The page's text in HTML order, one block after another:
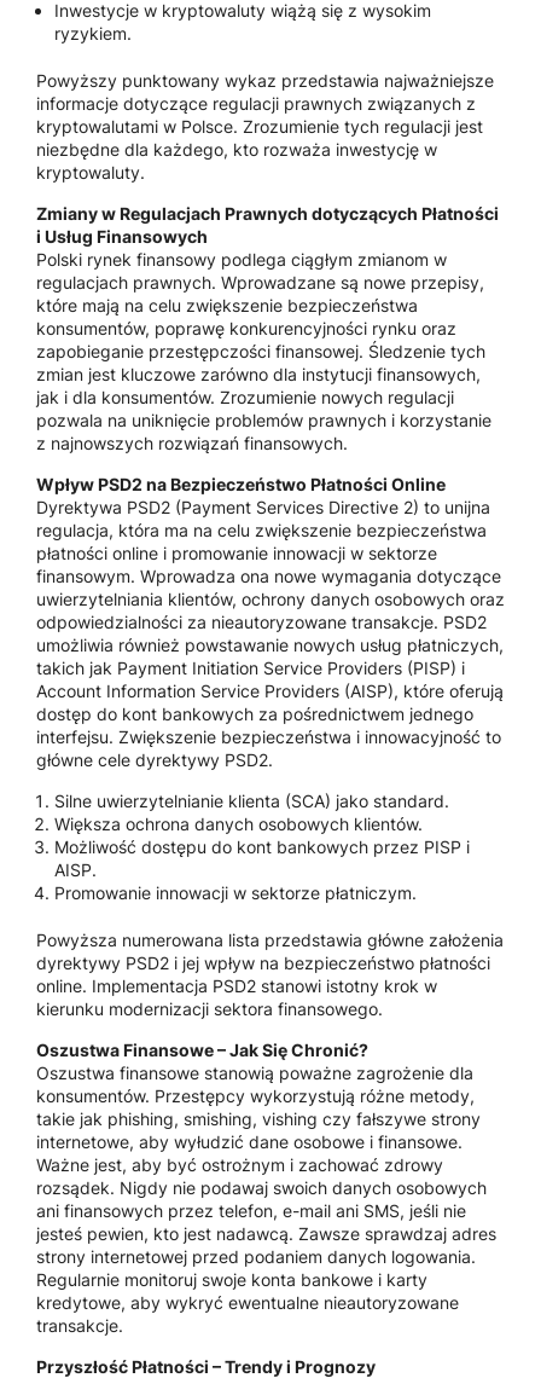
Inwestycje w kryptowaluty wiążą się z wysokim
ryzykiem.
Powyższy punktowany wykaz przedstawia najważniejsze
informacje dotyczące regulacji prawnych związanych z
kryptowalutami w Polsce. Zrozumienie tych regulacji jest
niezbędne dla każdego, kto rozważa inwestycję w
kryptowaluty.
Zmiany w Regulacjach Prawnych dotyczących Płatności
i Usług Finansowych
Polski rynek finansowy podlega ciągłym zmianom w
regulacjach prawnych. Wprowadzane są nowe przepisy,
które mają na celu zwiększenie bezpieczeństwa
konsumentów, poprawę konkurencyjności rynku oraz
zapobieganie przestępczości finansowej. Śledzenie tych
zmian jest kluczowe zarówno dla instytucji finansowych,
jak i dla konsumentów. Zrozumienie nowych regulacji
pozwala na uniknięcie problemów prawnych i korzystanie
z najnowszych rozwiązań finansowych.
Wpływ PSD2 na Bezpieczeństwo Płatności Online
Dyrektywa PSD2 (Payment Services Directive 2) to unijna
regulacja, która ma na celu zwiększenie bezpieczeństwa
płatności online i promowanie innowacji w sektorze
finansowym. Wprowadza ona nowe wymagania dotyczące
uwierzytelniania klientów, ochrony danych osobowych oraz
odpowiedzialności za nieautoryzowane transakcje. PSD2
umożliwia również powstawanie nowych usług płatniczych,
takich jak Payment Initiation Service Providers (PISP) i
Account Information Service Providers (AISP), które oferują
dostęp do kont bankowych za pośrednictwem jednego
interfejsu. Zwiększenie bezpieczeństwa i innowacyjność to
główne cele dyrektywy PSD2.
Silne uwierzytelnianie klienta (SCA) jako standard.
Większa ochrona danych osobowych klientów.
Możliwość dostępu do kont bankowych przez PISP i
AISP.
Promowanie innowacji w sektorze płatniczym.
Powyższa numerowana lista przedstawia główne założenia
dyrektywy PSD2 i jej wpływ na bezpieczeństwo płatności
online. Implementacja PSD2 stanowi istotny krok w
kierunku modernizacji sektora finansowego.
Oszustwa Finansowe – Jak Się Chronić?
Oszustwa finansowe stanowią poważne zagrożenie dla
konsumentów. Przestępcy wykorzystują różne metody,
takie jak phishing, smishing, vishing czy fałszywe strony
internetowe, aby wyłudzić dane osobowe i finansowe.
Ważne jest, aby być ostrożnym i zachować zdrowy
rozsądek. Nigdy nie podawaj swoich danych osobowych
ani finansowych przez telefon, e-mail ani SMS, jeśli nie
jesteś pewien, kto jest nadawcą. Zawsze sprawdzaj adres
strony internetowej przed podaniem danych logowania.
Regularnie monitoruj swoje konta bankowe i karty
kredytowe, aby wykryć ewentualne nieautoryzowane
transakcje.
Przyszłość Płatności – Trendy i Prognozy